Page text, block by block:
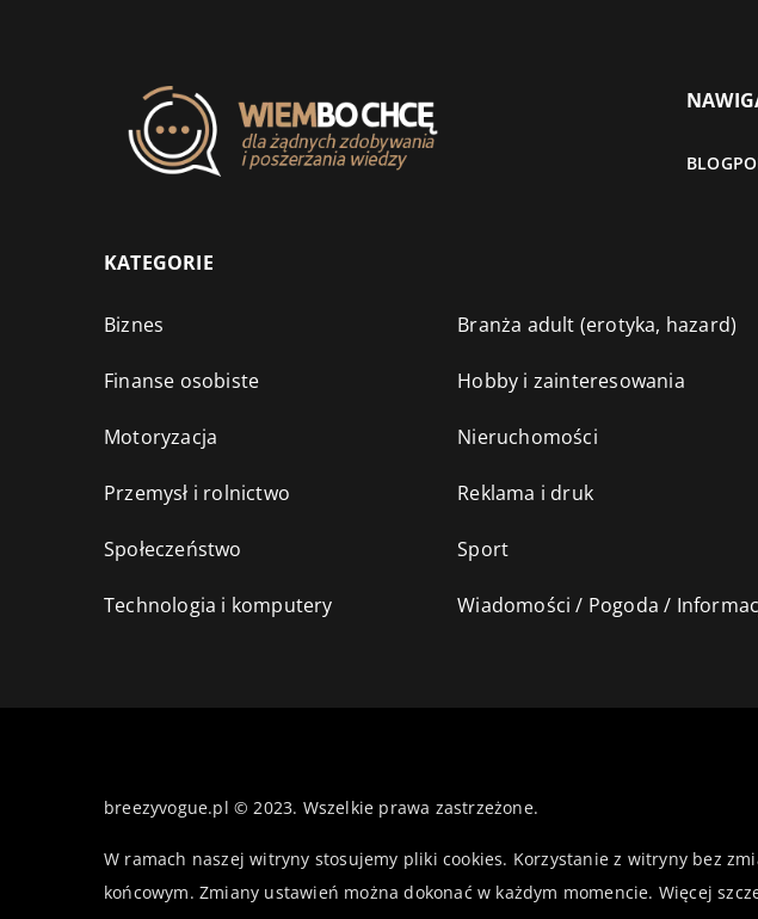
BLOG
KATEGORIE
Biznes Branża adult (erotyka, hazard)
Finanse osobiste Hobby i zainteresowania
Motoryzacja Nieruchomości
Przemysł i rolnictwo Reklama i druk
Społeczeństwo Sport
Technologia i komputery Wiadomości / Pogoda /
breezyvogue.pl © 2023. Wszelkie prawa zastrzeżone.
W ramach naszej witryny stosujemy pliki cookies. Korzystanie z witryny bez
końcowym. Zmiany ustawień można dokonać w każdym momencie. Więcej